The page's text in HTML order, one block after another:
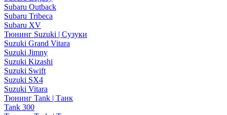
Subaru Outback
Subaru Tribeca
Subaru XV
Тюнинг Suzuki | Сузуки
Suzuki Grand Vitara
Suzuki Jimny
Suzuki Kizashi
Suzuki Swift
Suzuki SX4
Suzuki Vitara
Тюнинг Tank | Танк
Tank 300